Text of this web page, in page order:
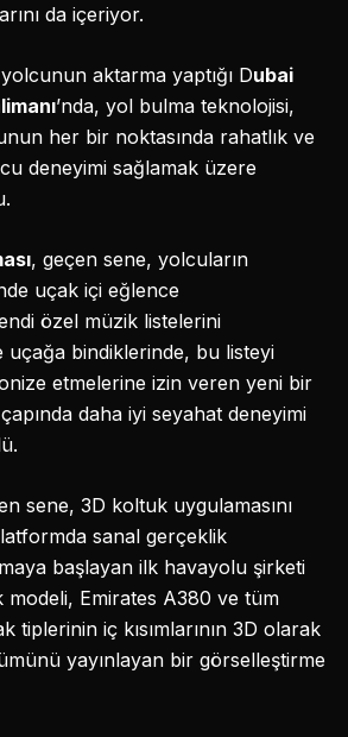
da içeriyor.
aktarma yaptığı Dubai
’nda, yol bulma teknolojisi,
her bir noktasında rahatlık ve
deneyimi sağlamak üzere
, geçen sene, yolcuların
uçak içi eğlence
özel müzik listelerini
uçağa bindiklerinde, bu listeyi
etmelerine izin veren yeni bir
daha iyi seyahat deneyimi
sene, 3D koltuk uygulamasını
sanal gerçeklik
başlayan ilk havayolu şirketi
Emirates A380 ve tüm
tiplerinin iç kısımlarının 3D olarak
yayınlayan bir görselleştirme